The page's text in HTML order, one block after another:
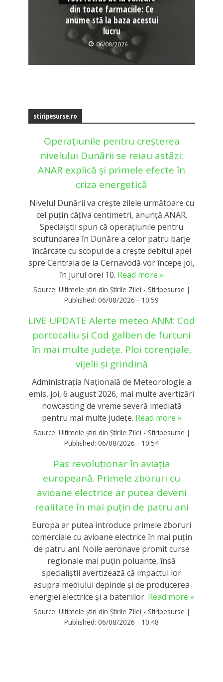
din toate farmaciile: Ce
anume stă la baza acestui
lucru
06/08/2026
stiripesurse.ro
Operațiunile pentru creșterea
nivelului Dunării se reiau astăzi:
ANAR explică și primele efecte în
criza energetică
Nivelul Dunării va crește zilele următoare cu
cel puțin câțiva centimetri, anunță ANAR.
Specialștii spun că operaţiunile pentru
scufundarea în Dunăre a celor patru barje
încărcate cu scopul de a creşte debitul apei
spre Centrala de la Cernavodă vor începe joi,
în jurul orei 10. Read more »
Source: Ultimele știri din Știrile Zilei - Stiripesurse |
Published: 06/08/2026 - 10:59
LIVE UPDATE Alerte meteo ANM: Cod
portocaliu și Cod galben de furtuni
în mai multe județe. Ploi torențiale,
vijelii și grindină
Administrația Națională de Meteorologie a
emis, joi, 6 august 2026, mai multe avertizări
nowcasting de vreme severă imediată
pentru mai multe județe. Read more »
Source: Ultimele știri din Știrile Zilei - Stiripesurse |
Published: 06/08/2026 - 10:54
Pas revoluționar în aviația
europeană. Primele zboruri cu
avioane electrice ar putea deveni
realitate în mai puțin de patru ani
Europa ar putea introduce primele zboruri
comerciale cu avioane electrice în mai puțin
de patru ani. Noile aeronave promit curse
regionale mai puțin poluante, însă
specialiștii avertizează că impactul lor
asupra mediului depinde și de producerea
energiei electrice și a bateriilor. Read more »
Source: Ultimele știri din Știrile Zilei - Stiripesurse |
Published: 06/08/2026 - 10:48